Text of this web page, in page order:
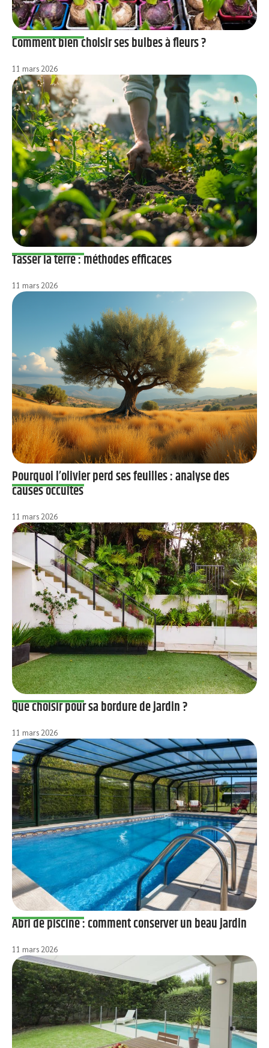
Comment bien choisir ses bulbes à fleurs ?
11 mars 2026
Tasser la terre : méthodes efficaces
11 mars 2026
Pourquoi l’olivier perd ses feuilles : analyse des
causes occultes
11 mars 2026
Que choisir pour sa bordure de jardin ?
11 mars 2026
Abri de piscine : comment conserver un beau jardin
11 mars 2026